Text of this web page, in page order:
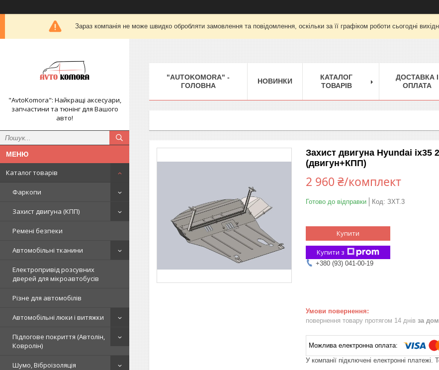
Зараз компанія не може швидко обробляти замовлення та повідомлення, оскільки за її графіком роботи сьогодні
"AvtoKomora": Найкращі аксесуари,
запчастини та тюнінг для Вашого
авто!
Каталог товарів
Фаркопи
Захист двигуна (КПП)
Ремені безпеки
Автомобільні тканини
Електропривід розсувних
дверей для мікроавтобусів
Різне для автомобілів
Автомобільні люки і витяжки
Підлогове покриття (Автолін,
Ковролін)
Шумо, Віброізоляція
"AUTOKOMORA" -
ГОЛОВНА
НОВИНКИ
КАТАЛОГ
ТОВАРІВ
ДОСТАВКА І
ОПЛАТА
Захист двигуна Hyundai ix35
(двигун+КПП)
2 960 ₴/комплект
Готово до відправки Код: ЗХТ.3
Купити
Купити з
+380 (93) 041-00-19
повернення товару протягом 14 днів за
У компанії підключені електронні